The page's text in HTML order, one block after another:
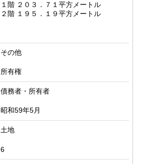
１階 ２０３．７１平方メートル
２階 １９５．１９平方メートル
その他
所有権
債務者・所有者
昭和59年5月
土地
6